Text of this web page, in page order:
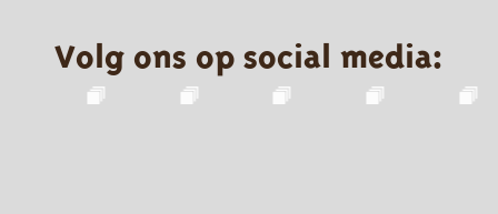
Volg ons op social media: